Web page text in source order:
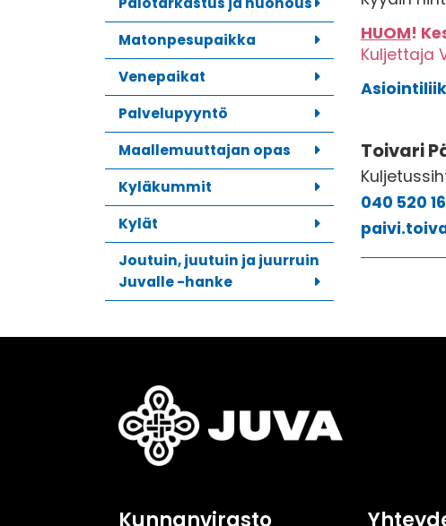
Matonpesupaikka
Venepaikat
Palvelupyyntö
Maallemuuttajan opas
Kyläkummit
Kylät
Joutuin, juutuin ja juurruin
Juvalle -hanke
HUOM!
Kuljettaja
Toivari
040 520